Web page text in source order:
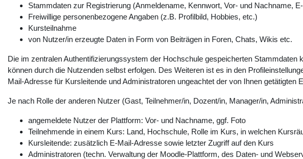
Stammdaten zur Registrierung (Anmeldename, Kennwort, Vor- und Nachname,
Freiwillige personenbezogene Angaben (z.B. Profilbild, Hobbies, etc.)
Kursteilnahme
von Nutzer/in erzeugte Daten in Form von Beiträgen in Foren, Chats, Wikis etc.
Die im zentralen Authentifizierungssystem der Hochschule gespeicherten
können durch die Nutzenden selbst erfolgen. Des Weiteren ist es in den
Mail-Adresse für Kursleitende und Administratoren ungeachtet der von Ihnen getätigten
Je nach Rolle der anderen Nutzer (Gast, Teilnehmer/in, Dozent/in, Manager/in,
angemeldete Nutzer der Plattform: Vor- und Nachname, ggf. Foto
Teilnehmende in einem Kurs: Land, Hochschule, Rolle im Kurs, in welchen
Kursleitende: zusätzlich E-Mail-Adresse sowie letzter Zugriff auf den Kurs
Administratoren (techn. Verwaltung der Moodle-Plattform, des Daten- und